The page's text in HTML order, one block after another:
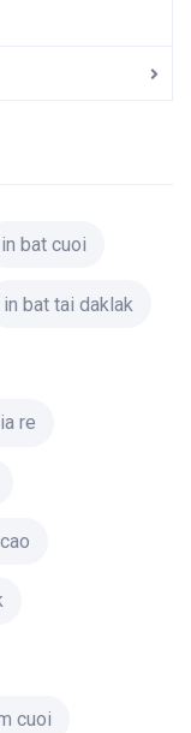
in bat cuoi
in bat tai daklak
re
cuoi